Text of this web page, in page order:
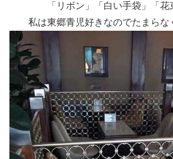
「リボン」「白い手袋」「花
私は東郷青児好きなのでたまらな